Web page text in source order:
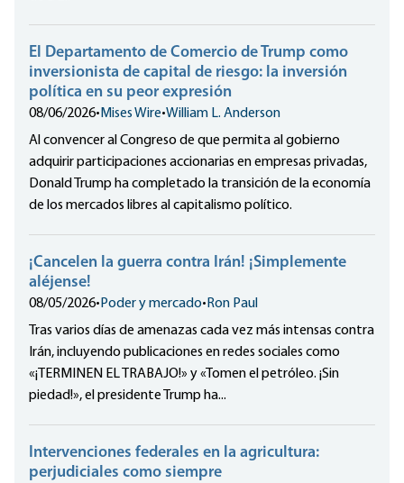
El Departamento de Comercio de Trump como
inversionista de capital de riesgo: la inversión
política en su peor expresión
08/06/2026•Mises Wire•William L. Anderson
Al convencer al Congreso de que permita al gobierno
adquirir participaciones accionarias en empresas privadas,
Donald Trump ha completado la transición de la economía
de los mercados libres al capitalismo político.
¡Cancelen la guerra contra Irán! ¡Simplemente
aléjense!
08/05/2026•Poder y mercado•Ron Paul
Tras varios días de amenazas cada vez más intensas contra
Irán, incluyendo publicaciones en redes sociales como
«¡TERMINEN EL TRABAJO!» y «Tomen el petróleo. ¡Sin
piedad!», el presidente Trump ha...
Intervenciones federales en la agricultura:
perjudiciales como siempre